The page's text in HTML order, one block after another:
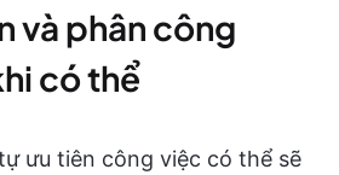
và phân công
có thể
ưu tiên công việc có thể sẽ